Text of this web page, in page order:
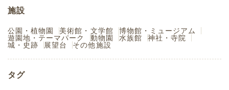
施設
公園・植物園 美術館・文学館
博物館・ミュージアム
遊園地・テーマパーク
動物園 水族館
神社・寺院
城・史跡
展望台 その他施設
タグ